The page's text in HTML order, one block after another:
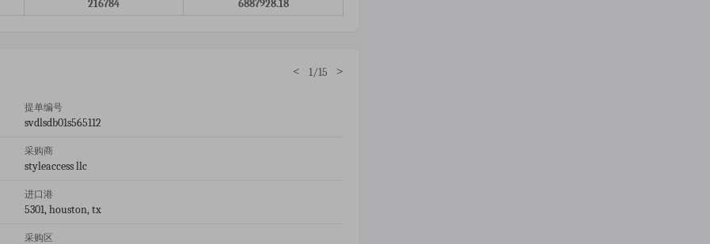
216784 6887928.18
< 1/15 >
提单编号
svdlsdb01s565112
采购商
styleaccess llc
进口港
5301, houston, tx
采购区